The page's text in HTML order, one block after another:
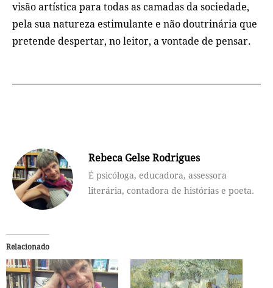
visão artística para todas as camadas da sociedade,
pela sua natureza estimulante e não doutrinária que
pretende despertar, no leitor, a vontade de pensar.
Rebeca Gelse Rodrigues
É psicóloga, educadora, assessora
literária, contadora de histórias e poeta.
Relacionado